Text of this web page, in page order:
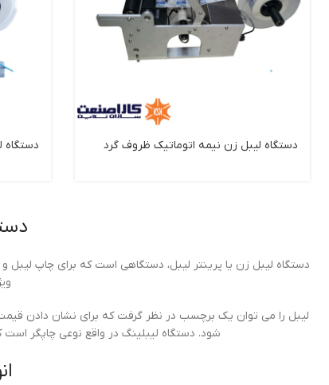
دستگاه لیبل زن نیمه اتوماتیک ظروف گرد
دستگاه لیبل زن یا پرینتر لیبل، دستگاهی است که برای چاپ لیبل و
لیبل را می توان یک برچسب در نظر گرفت که برای نشان دادن
شود. دستگاه لیبلینگ در واقع نوعی چاپگر است